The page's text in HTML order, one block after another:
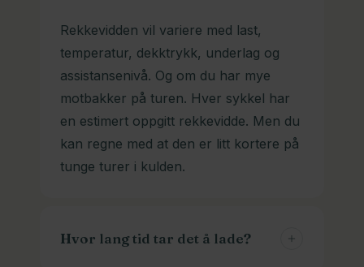
Rekkevidden vil variere med last,
temperatur, dekktrykk, underlag og
assistansenivå. Og om du har mye
motbakker på turen. Hver sykkel har
en estimert oppgitt rekkevidde. Men du
kan regne med at den er litt kortere på
tunge turer i kulden.
Hvor lang tid tar det å lade?